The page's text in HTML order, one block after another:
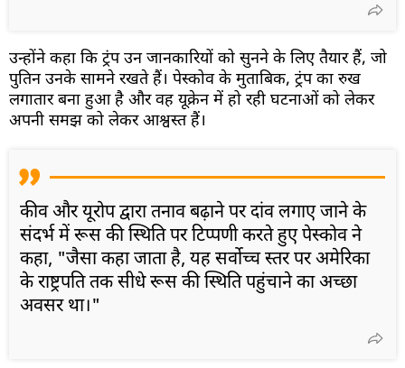
उन्होंने कहा कि ट्रंप उन जानकारियों को सुनने के लिए तैयार हैं, जो
पुतिन उनके सामने रखते हैं। पेस्कोव के मुताबिक, ट्रंप का रुख
लगातार बना हुआ है और वह यूक्रेन में हो रही घटनाओं को लेकर
अपनी समझ को लेकर आश्वस्त हैं।
कीव और यूरोप द्वारा तनाव बढ़ाने पर दांव लगाए जाने के
संदर्भ में रूस की स्थिति पर टिप्पणी करते हुए पेस्कोव ने
कहा, "जैसा कहा जाता है, यह सर्वोच्च स्तर पर अमेरिका
के राष्ट्रपति तक सीधे रूस की स्थिति पहुंचाने का अच्छा
अवसर था।"